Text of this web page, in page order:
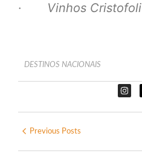
· Vinhos Cristofoli
DESTINOS NACIONAIS
Previous Posts